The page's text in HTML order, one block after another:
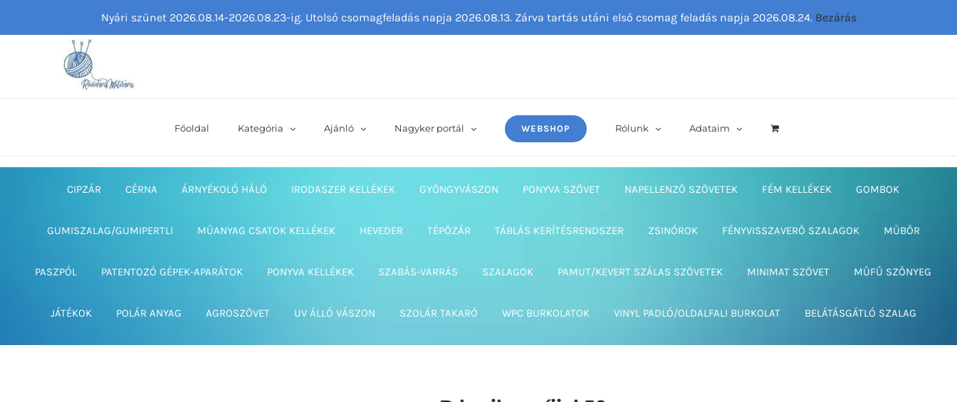
Főoldal Kategória Ajánló Nagyker portál WEBSHOP Rólunk Adataim
CIPZÁR CÉRNA ÁRNYÉKOLÓ HÁLÓ IRODASZER KELLÉKEK GYÖNGYVÁSZON PONYVA SZÖVET NAPELLENZŐ SZÖVETEK FÉM KELLÉKEK GOMBOK
GUMISZALAG/GUMIPERTLI MŰANYAG CSATOK KELLÉKEK HEVEDER TÉPŐZÁR TÁBLÁS KERÍTÉSRENDSZER ZSINÓROK FÉNYVISSZAVERŐ SZALAGOK MŰBŐR
PASZPÓL PATENTOZÓ GÉPEK-APARÁTOK PONYVA KELLÉKEK SZABÁS-VARRÁS SZALAGOK PAMUT/KEVERT SZÁLAS SZÖVETEK MINIMAT SZÖVET MŰFŰ SZŐNYEG
JÁTÉKOK POLÁR ANYAG AGROSZÖVET UV ÁLLÓ VÁSZON SZOLÁR TAKARÓ WPC BURKOLATOK VINYL PADLÓ/OLDALFALI BURKOLAT BELÁTÁSGÁTLÓ SZALAG
Nyári szünet 2026.08.14-2026.08.23-ig. Utolsó csomagfeladás napja 2026.08.13. Zárva tartás utáni első csomag feladás napja 2026.08.24. Bezárás